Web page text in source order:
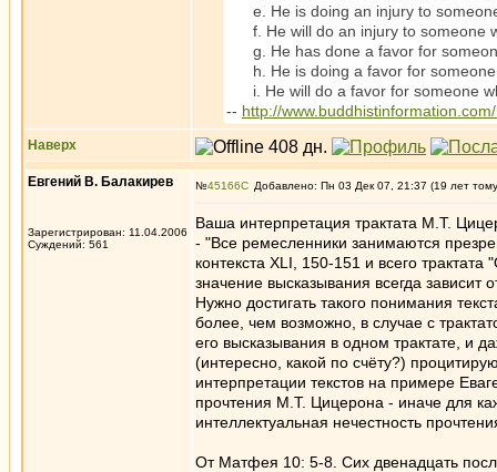
e. He is doing an injury to
f. He will do an injury to someone
g. He has done a favor for
h. He is doing a favor for someone
i. He will do a favor for someone
-- http://
Наверх
Евгений В. Балакирев
Зарегистрирован: 11.04.2006
Суждений: 561
№45166 Добавлено: Пн 03 Дек 07, 21:37 (19 лет
Ваша интерпретация трактата М.Т.
- "Все ремесленники занимаются
контекста XLI, 150-151 и всего
значение высказывания всегда зависит
Нужно достигать такого понимания
более, чем возможно, в случае с
его высказывания в одном трактате, и
(интересно, какой по счёту?)
интерпретации текстов на примере
прочтения М.Т. Цицерона - иначе для
интеллектуальная нечестность
От Матфея 10: 5-8. Сих двенадцать